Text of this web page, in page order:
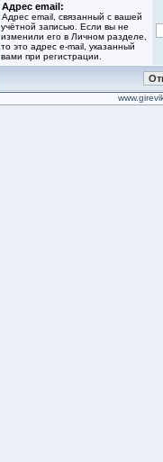
Адрес email:
Адрес email, связанный с вашей
учётной записью. Если вы не
изменили его в Личном разделе,
то это адрес e-mail, указанный
вами при регистрации.